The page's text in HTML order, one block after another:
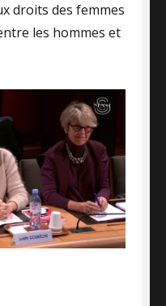
droits des femmes
les hommes et